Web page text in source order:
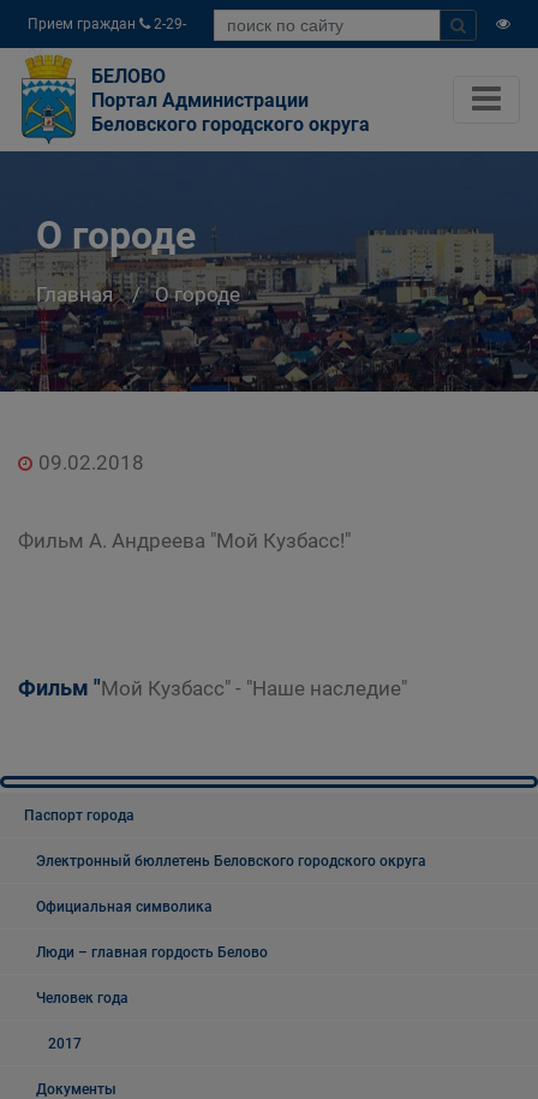
Прием граждан
2-29-
04
БЕЛОВО
Портал Администрации
Беловского городского округа
О городе
Главная О городе
09.02.2018
Фильм А. Андреева "Мой Кузбасс!"
Фильм "Мой Кузбасс" - "Наше наследие"
Паспорт города
Электронный бюллетень Беловского городского округа
Официальная символика
Люди – главная гордость Белово
Человек года
2017
Документы